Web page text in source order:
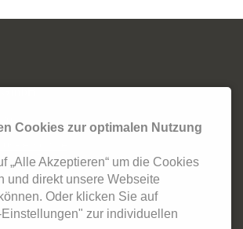
fersch.de
894 2786
Cookies zur optimalen Nutzung
„Alle Akzeptieren“ um die Cookies
und direkt unsere Webseite
Oder klicken Sie auf
Einstellungen" zur individuellen